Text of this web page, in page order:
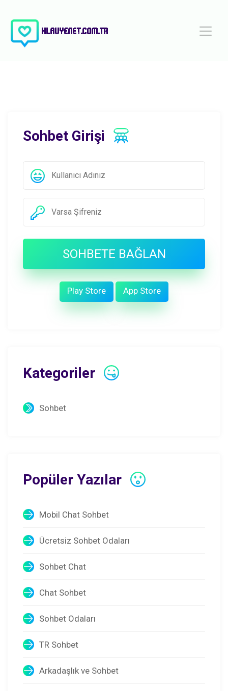
Sohbet Girişi
SOHBETE BAĞLAN
Play Store App Store
Kategoriler
Sohbet
Popüler Yazılar
Mobil Chat Sohbet
Ücretsiz Sohbet Odaları
Sohbet Chat
Chat Sohbet
Sohbet Odaları
TR Sohbet
Arkadaşlık ve Sohbet